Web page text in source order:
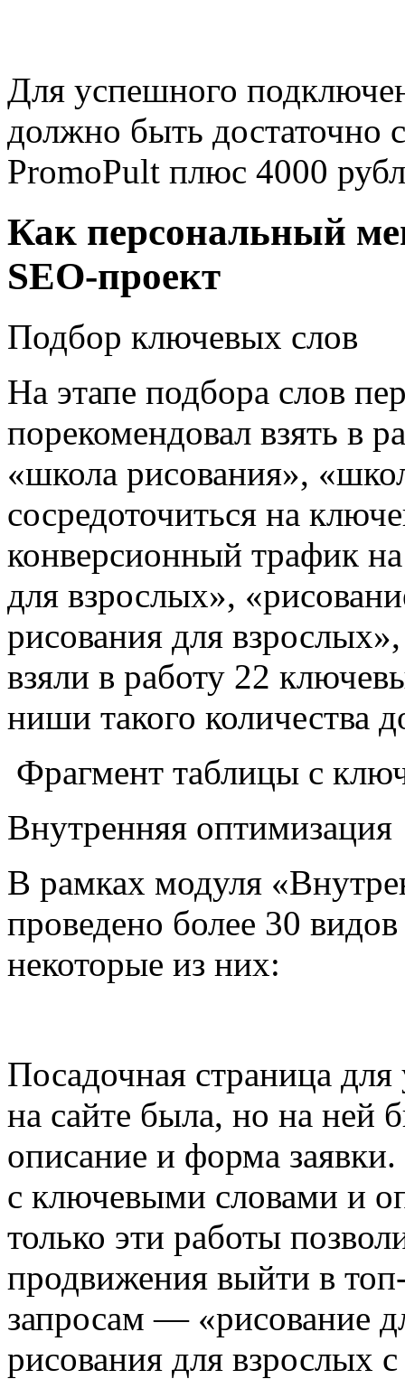
Для успешного
должно быть достаточно
PromoPult плюс 4000
Как персональный
SEO-проект
Подбор ключевых слов
На этапе подбора слов
порекомендовал взять в
«школа рисования»,
сосредоточиться на
конверсионный трафик
для взрослых»,
рисования для
взяли в работу 22
ниши такого количества
Фрагмент таблицы с
Внутренняя оптимизация
В рамках модуля
проведено более 30
некоторые из них:
Посадочная страница
на сайте была, но на ней
описание и форма
с ключевыми словами и
только эти работы
продвижения выйти в
запросам — «рисование
рисования для взрослых